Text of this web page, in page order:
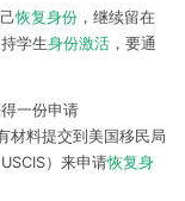
恢复身份，继续留在
学生身份激活，要通
一份申请
材料提交到美国移民局
）来申请恢复身